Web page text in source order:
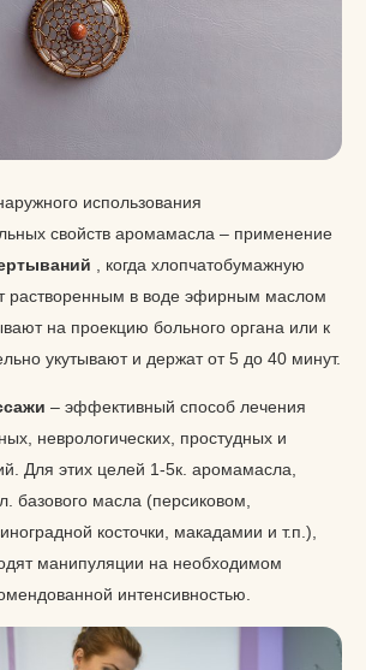
использования
свойств аромамасла – применение
, когда хлопчатобумажную
растворенным в воде эфирным маслом
на проекцию больного органа или к
укутывают и держат от 5 до 40 минут.
– эффективный способ лечения
неврологических, простудных и
Для этих целей 1-5к. аромамасла,
базового масла (персиковом,
косточки, макадамии и т.п.),
манипуляции на необходимом
интенсивностью.